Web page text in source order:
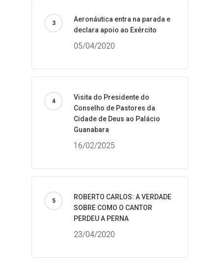
Aeronáutica entra na parada e
declara apoio ao Exército
05/04/2020
Visita do Presidente do
Conselho de Pastores da
Cidade de Deus ao Palácio
Guanabara
16/02/2025
ROBERTO CARLOS: A VERDADE
SOBRE COMO O CANTOR
PERDEU A PERNA
23/04/2020